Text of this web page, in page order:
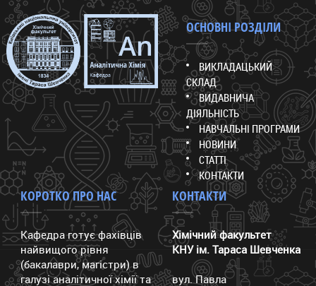
ОСНОВНІ РОЗДІЛИ
ВИКЛАДАЦЬКИЙ
СКЛАД
ВИДАВНИЧА
ДІЯЛЬНІСТЬ
НАВЧАЛЬНІ ПРОГРАМИ
НОВИНИ
СТАТТІ
КОНТАКТИ
КОРОТКО ПРО НАС
Кафедра готує фахівців
найвищого рівня
(бакалаври, магістри) в
галузі аналітичної хімії та
КОНТАКТИ
Хімічний факультет
КНУ ім. Тараса Шевченка
вул. Павла